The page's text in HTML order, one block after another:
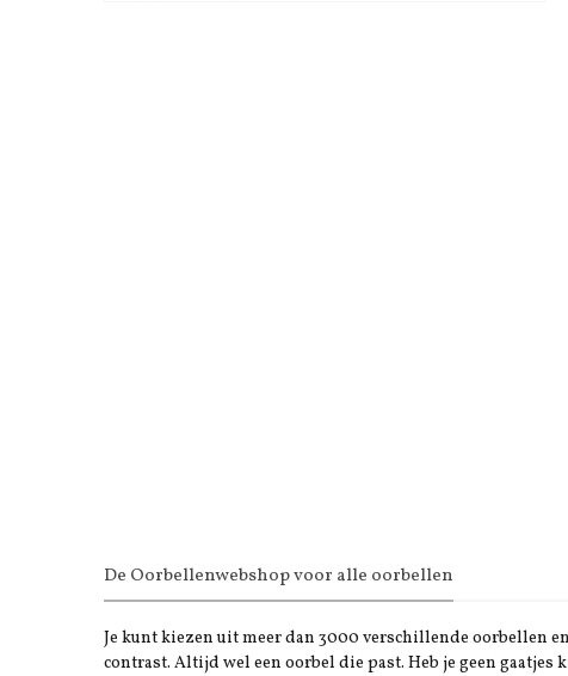
De Oorbellenwebshop voor alle oorbellen
Je kunt kiezen uit meer dan 3000 verschillende oorbellen
contrast. Altijd wel een oorbel die past. Heb je geen